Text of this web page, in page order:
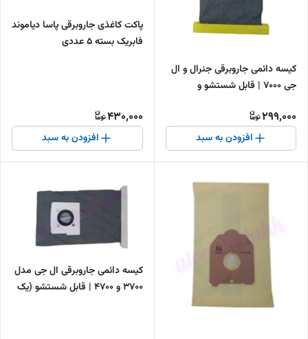
کیسه دائمی جاروبرقی جنرال و ال
جی 7000 | قابل شستشو و
299,000
افزودن به سبد
پاکت کاغذی جاروبرقی پاسا دیاموند
فابریک بسته ۵ عددی
430,000
افزودن به سبد
کیسه دائمی جاروبرقی ال جی مدل
3700 و 4700 | قابل شستشو (یک